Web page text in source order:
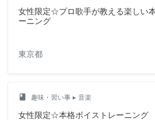
女性限定☆プロ歌手が教える楽しい
ーニング
東京都
class 趣味・習い事 ▸ 音楽
女性限定☆本格ボイストレーニング